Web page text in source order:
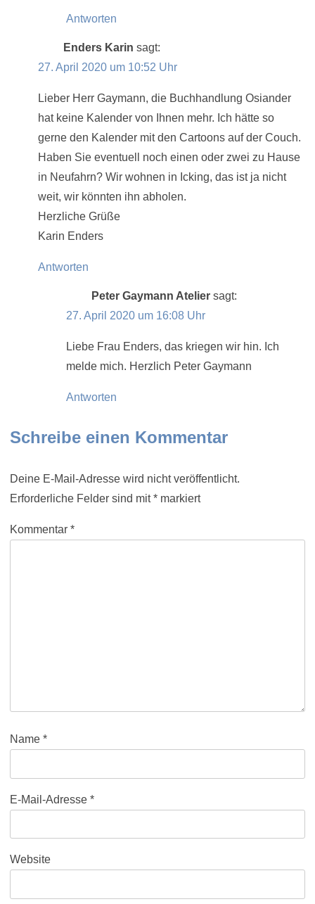
Antworten
Enders Karin sagt:
27. April 2020 um 10:52 Uhr
Lieber Herr Gaymann, die Buchhandlung Osiander
hat keine Kalender von Ihnen mehr. Ich hätte so
gerne den Kalender mit den Cartoons auf der Couch.
Haben Sie eventuell noch einen oder zwei zu Hause
in Neufahrn? Wir wohnen in Icking, das ist ja nicht
weit, wir könnten ihn abholen.
Herzliche Grüße
Karin Enders
Antworten
Peter Gaymann Atelier sagt:
27. April 2020 um 16:08 Uhr
Liebe Frau Enders, das kriegen wir hin. Ich
melde mich. Herzlich Peter Gaymann
Antworten
Schreibe einen Kommentar
Deine E-Mail-Adresse wird nicht veröffentlicht.
Erforderliche Felder sind mit* markiert
Kommentar *
Name *
E-Mail-Adresse *
Website